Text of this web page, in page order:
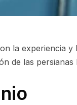
la experiencia
de las